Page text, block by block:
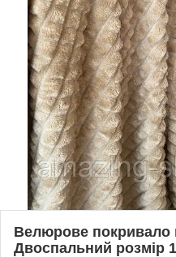
Велюрове покривало
Двоспальний розмір